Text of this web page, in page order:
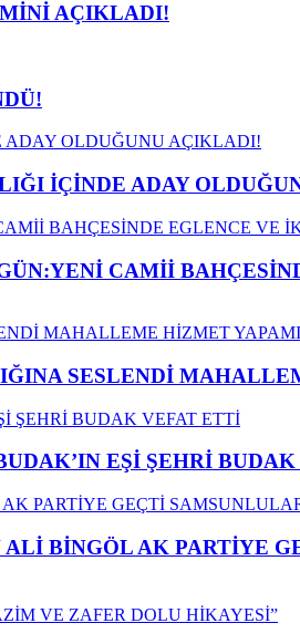
AÇIKLADI!
İÇİNDE ADAY
CAMİİ
SESLENDİ
EŞİ ŞEHRİ
BİNGÖL AK PARTİYE